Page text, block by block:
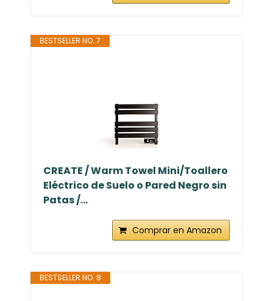
BESTSELLER NO. 7
CREATE / Warm Towel Mini/Toallero
Eléctrico de Suelo o Pared Negro sin
Patas /...
Comprar en Amazon
BESTSELLER NO. 8